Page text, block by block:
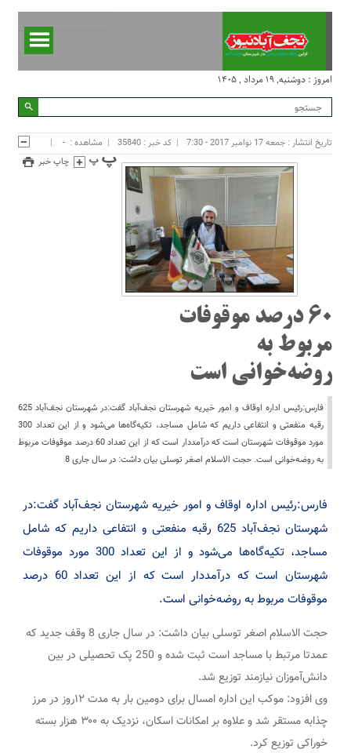
امروز : دوشنبه, ۱۹ مرداد , ۱۴۰۵
تاریخ انتشار : جمعه 17 نوامبر 2017 - 7:30 کد خبر : 35840 مشاهده : -
چاپ خبر
60 درصد موقوفات
مربوط به
روضه‌خوانی است
فارس:رئیس اداره اوقاف و امور خیریه شهرستان نجف‌آباد گفت:در شهرستان نجف‌آباد 625
رقبه منفعتی و انتفاعی داریم که شامل مساجد، تکیه‌گاه‌ها می‌شود و از این تعداد 300
مورد موقوفات شهرستان است که درآمددار است که از این تعداد 60 درصد موقوفات مربوط
به روضه‌خوانی است. حجت الاسلام اصغر توسلی بیان داشت: در سال جاری 8
فارس:رئیس اداره اوقاف و امور خیریه شهرستان نجف‌آباد گفت:در
شهرستان نجف‌آباد 625 رقبه منفعتی و انتفاعی داریم که شامل
مساجد، تکیه‌گاه‌ها می‌شود و از این تعداد 300 مورد موقوفات
شهرستان است که درآمددار است که از این تعداد 60 درصد
موقوفات مربوط به روضه‌خوانی است.
حجت الاسلام اصغر توسلی بیان داشت: در سال جاری 8 وقف جدید که
عمدتا مرتبط با مساجد است ثبت شده و 250 پک تحصیلی در بین
دانش‌آموزان نیازمند توزیع شد.
وی افزود: موکب این اداره امسال برای دومین بار به مدت ۱۲روز در مرز
چذابه مستقر شد و علاوه بر امکانات اسکان، نزدیک به ۳۰۰ هزار بسته
خوراکی توزیع کرد.